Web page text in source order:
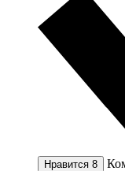
Нравится 8